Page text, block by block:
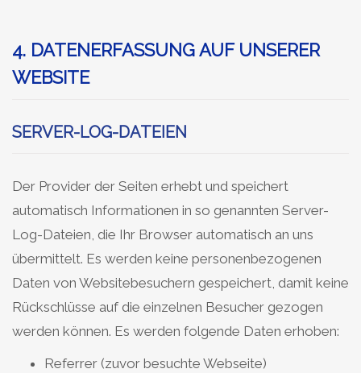
4. DATENERFASSUNG AUF UNSERER
WEBSITE
SERVER-LOG-DATEIEN
Der Provider der Seiten erhebt und speichert
automatisch Informationen in so genannten Server-
Log-Dateien, die Ihr Browser automatisch an uns
übermittelt. Es werden keine personenbezogenen
Daten von Websitebesuchern gespeichert, damit keine
Rückschlüsse auf die einzelnen Besucher gezogen
werden können. Es werden folgende Daten erhoben:
Referrer (zuvor besuchte Webseite)